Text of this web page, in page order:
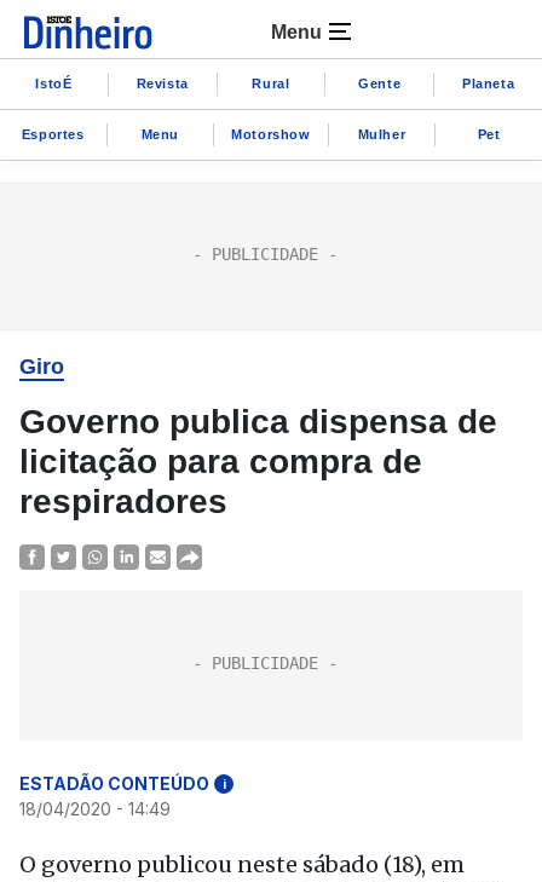
Menu
IstoÉ Revista Rural Gente Planeta
Esportes Menu Motorshow Mulher Pet
Giro
Governo publica dispensa de
licitação para compra de
respiradores
ESTADÃO CONTEÚDO i
18/04/2020 - 14:49
O governo publicou neste sábado (18), em